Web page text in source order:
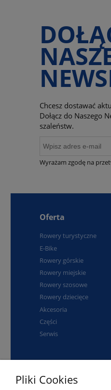
Chcesz dostawać
Dołącz do Naszego
szaleństw.
Wyrażam zgodę na
Oferta
Rowery turystyczne
E-Bike
Rowery górskie
Rowery miejskie
Rowery szosowe
Rowery dziecięce
Akcesoria
Części
Serwis
Pliki Cookies